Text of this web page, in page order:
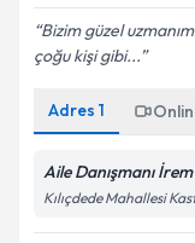
Bizim güzel
çoğu kişi gibi...
Adres 1
Aile Danışmanı
Kılıçdede Mahallesi